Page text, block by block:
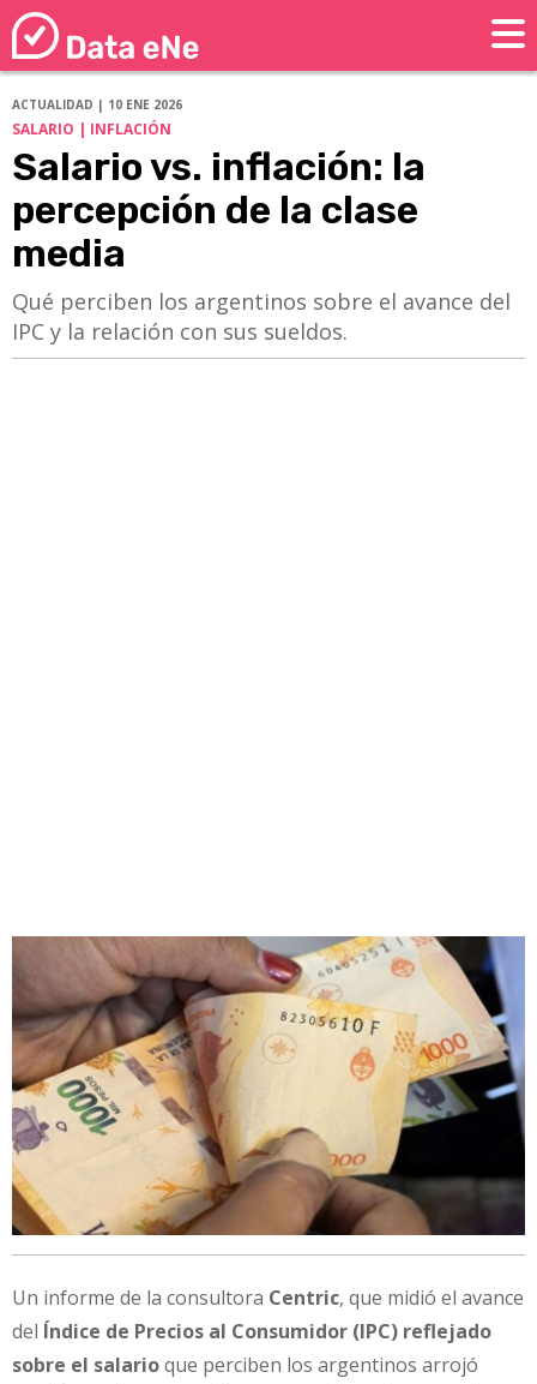
ACTUALIDAD | 10 ENE 2026
SALARIO | INFLACIÓN
Salario vs. inflación: la
percepción de la clase
media
Qué perciben los argentinos sobre el avance del
IPC y la relación con sus sueldos.
Un informe de la consultora Centric, que midió el avance
del Índice de Precios al Consumidor (IPC) reflejado
sobre el salarioque perciben los argentinos arrojó